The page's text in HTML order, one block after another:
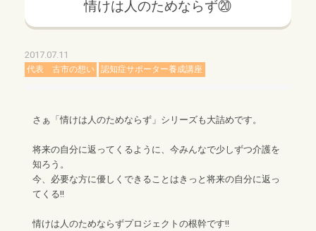
情けは人のためならず⑳
2017.07.11
代表 古市の想い 認知症サポーター養成講座
さぁ「情けは人のためならず」シリーズも大詰めです。
将来の自分に返ってくるように、今みんなで少しずつ介護を
知ろう。
今、必要な方に優しくできることはきっと将来の自分に返っ
てくる!!
情けは人のためならずプロジェクトの根幹です!!